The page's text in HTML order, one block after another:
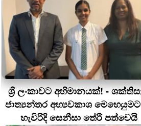
ශ්‍රී ලංකාවට අභිමානයක්! -
ජාත්‍යන්තර අභ්‍යවකාශ මෙහෙයුමට
හැවිරිදි සෙනීසා තේරී පත්වෙයි